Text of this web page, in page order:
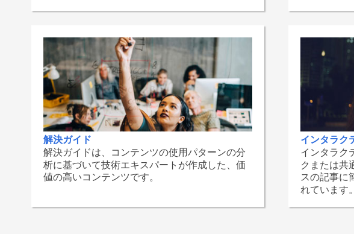
解決ガイド
解決ガイドは、コンテンツの使用パターンの分
析に基づいて技術エキスパートが作成した、価
値の高いコンテンツです。
インタラク
インタラク
クまたは共
スの記事に
れています。